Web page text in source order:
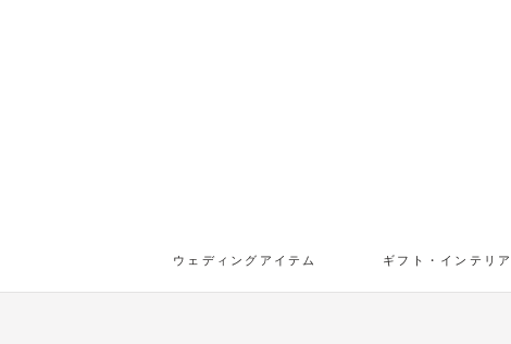
ウェディングアイテム ギフト・インテリア